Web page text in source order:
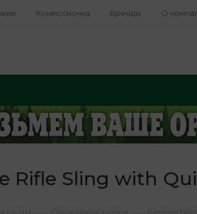
Комиссионка Бренды О
Sling with